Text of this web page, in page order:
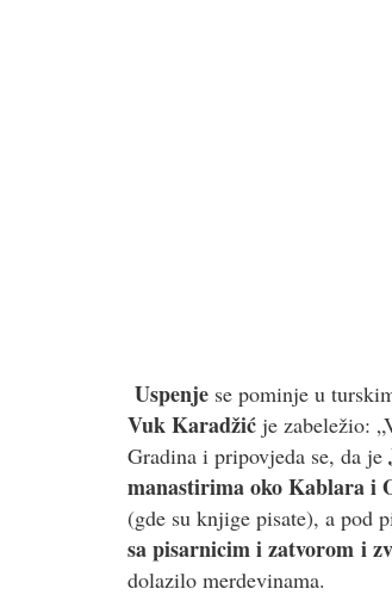
Uspenje se pominje u
Vuk Karadžić je zabeležio:
Gradina i pripovjeda se, da je
manastirima oko Kablara i
(gde su knjige pisate), a pod
sa pisarnicim i zatvorom i
dolazilo merdevinama.